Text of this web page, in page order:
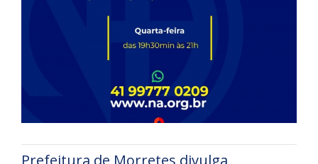
Prefeitura de Morretes divulga